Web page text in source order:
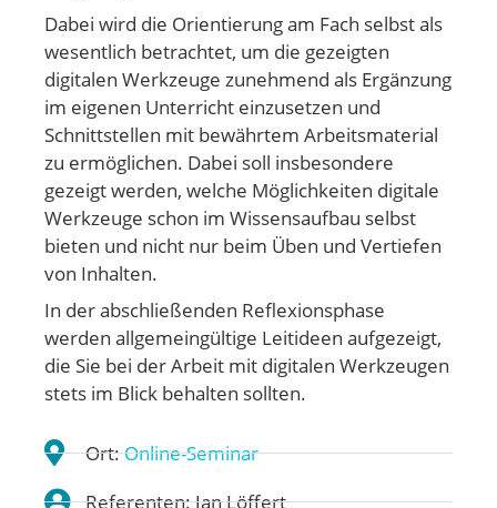
Dabei wird die Orientierung am Fach selbst als
wesentlich betrachtet, um die gezeigten
digitalen Werkzeuge zunehmend als Ergänzung
im eigenen Unterricht einzusetzen und
Schnittstellen mit bewährtem Arbeitsmaterial
zu ermöglichen. Dabei soll insbesondere
gezeigt werden, welche Möglichkeiten digitale
Werkzeuge schon im Wissensaufbau selbst
bieten und nicht nur beim Üben und Vertiefen
von Inhalten.
In der abschließenden Reflexionsphase
werden allgemeingültige Leitideen aufgezeigt,
die Sie bei der Arbeit mit digitalen Werkzeugen
stets im Blick behalten sollten.
Ort:Online-Seminar
Referenten: Jan Löffert